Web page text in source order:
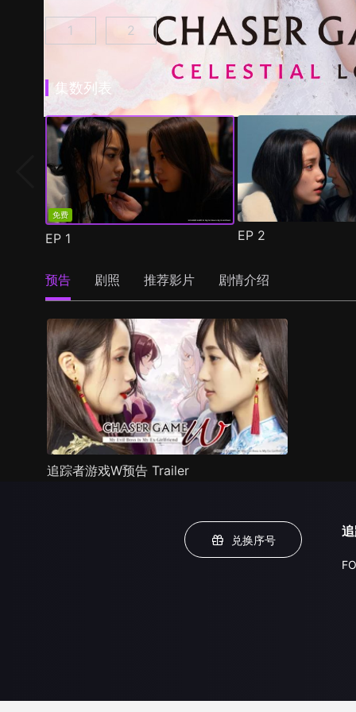
追踪者游戏W 职权骚扰的上司是我的前女友 第1
1 追踪者游戏W2 绮丽的天女们 第1集()
2
集数列表
免费
EP 1 EP 2
预告 剧照 推荐影片 剧情介绍
追踪者游戏W预告 Trailer
兑换序号